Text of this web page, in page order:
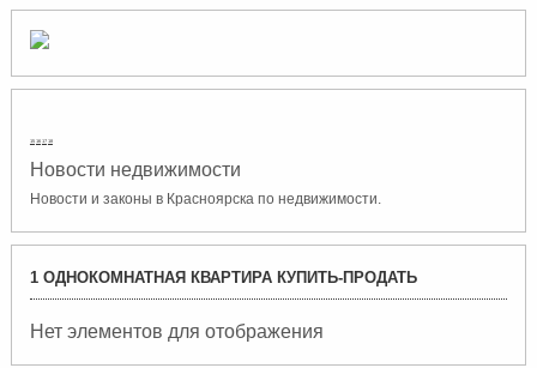
15 16 17 18
Новости недвижимости
Новости и законы в Красноярска по недвижимости.
1 ОДНОКОМНАТНАЯ КВАРТИРА КУПИТЬ-ПРОДАТЬ
Нет элементов для отображения